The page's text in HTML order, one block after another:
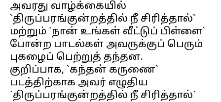
அவரது வாழ்க்கையில்
`திருப்பரங்குன்றத்தில் நீ சிரித்தால்`
மற்றும் `நான் உங்கள் வீட்டுப் பிள்ளை`
போன்ற பாடல்கள் அவருக்குப் பெரும்
புகழைப் பெற்றுத் தந்தன.
குறிப்பாக, `கந்தன் கருணை`
படத்திற்காக அவர் எழுதிய
`திருப்பரங்குன்றத்தில் நீ சிரித்தால்`